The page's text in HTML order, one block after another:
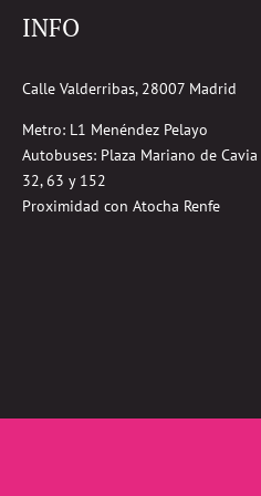
INFO
Calle Valderribas, 28007 Madrid
Metro: L1 Menéndez Pelayo
Autobuses: Plaza Mariano de Cavia
32, 63 y 152
Proximidad con Atocha Renfe